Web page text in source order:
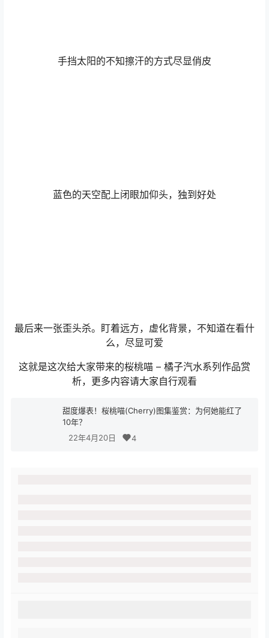
手挡太阳的不知擦汗的方式尽显俏皮
蓝色的天空配上闭眼加仰头，独到好处
最后来一张歪头杀。盯着远方，虚化背景，不知道在看什
么，尽显可爱
这就是这次给大家带来的桜桃喵 – 橘子汽水系列作品赏
析，更多内容请大家自行观看
甜度爆表！桜桃喵(Cherry)图集鉴赏：为何她能红了
10年？
22年4月20日
4